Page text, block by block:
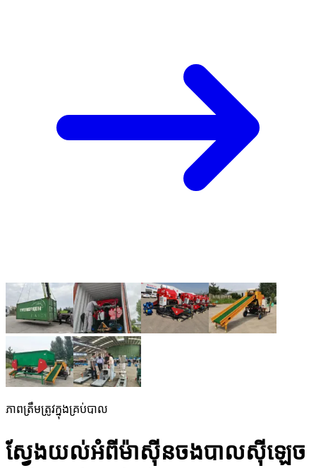
ភាពត្រឹមត្រូវក្នុងគ្រប់បាល
ស្វែងយល់អំពីម៉ាស៊ីនចងបាលស៊ីឡេច